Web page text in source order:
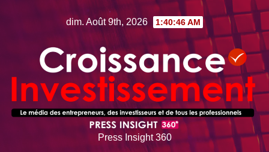
dim. Août 9th, 2026 1:40:47 AM
Press Insight 360